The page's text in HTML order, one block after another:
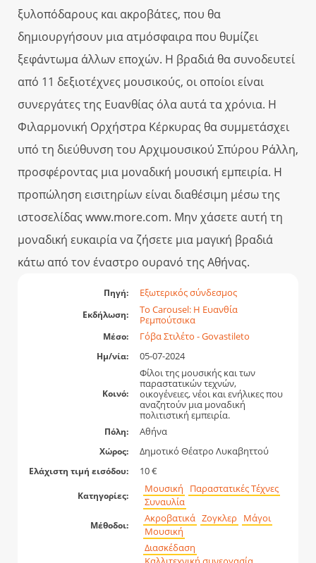
ξυλοπόδαρους και ακροβάτες, που θα
δημιουργήσουν μια ατμόσφαιρα που θυμίζει
ξεφάντωμα άλλων εποχών. Η βραδιά θα συνοδευτεί
από 11 δεξιοτέχνες μουσικούς, οι οποίοι είναι
συνεργάτες της Ευανθίας όλα αυτά τα χρόνια. Η
Φιλαρμονική Ορχήστρα Κέρκυρας θα συμμετάσχει
υπό τη διεύθυνση του Αρχιμουσικού Σπύρου Ράλλη,
προσφέροντας μια μοναδική μουσική εμπειρία. Η
προπώληση εισιτηρίων είναι διαθέσιμη μέσω της
ιστοσελίδας www.more.com. Μην χάσετε αυτή τη
μοναδική ευκαιρία να ζήσετε μια μαγική βραδιά
κάτω από τον έναστρο ουρανό της Αθήνας.
Πηγή: Εξωτερικός σύνδεσμος
Εκδήλωση:
Το Carousel: Η Ευανθία
Ρεμπούτσικα
Μέσο: Γόβα Στιλέτο - Govastileto
Ημ/νία: 05-07-2024
Κοινό:
Φίλοι της μουσικής και των
παραστατικών τεχνών,
οικογένειες, νέοι και ενήλικες που
αναζητούν μια μοναδική
πολιτιστική εμπειρία.
Πόλη: Αθήνα
Χώρος: Δημοτικό Θέατρο Λυκαβηττού
Ελάχιστη τιμή εισόδου: 10 €
Κατηγορίες:
Μουσική
Παραστατικές Τέχνες
Συναυλία
Μέθοδοι:
Ακροβατικά Ζογκλερ
Μάγοι
Μουσική
Διασκέδαση